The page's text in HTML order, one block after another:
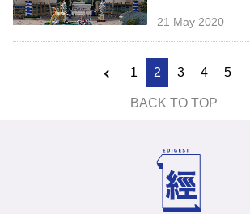
21 May 2020
1 2 3 4 5
BACK TO TOP